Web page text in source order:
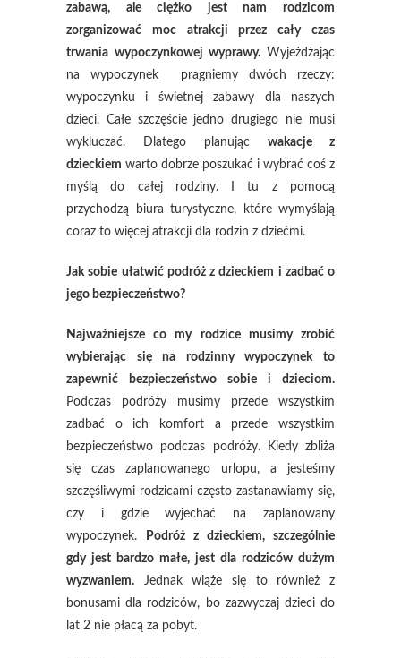
zabawą, ale ciężko jest nam rodzicom
zorganizować moc atrakcji przez cały czas
trwania wypoczynkowej wyprawy. Wyjeżdżając
na wypoczynek pragniemy dwóch rzeczy:
wypoczynku i świetnej zabawy dla naszych
dzieci. Całe szczęście jedno drugiego nie musi
wykluczać. Dlatego planując wakacje z
dzieckiem warto dobrze poszukać i wybrać coś z
myślą do całej rodziny. I tu z pomocą
przychodzą biura turystyczne, które wymyślają
coraz to więcej atrakcji dla rodzin z dziećmi.
Jak sobie ułatwić podróż z dzieckiem i zadbać o
jego bezpieczeństwo?
Najważniejsze co my rodzice musimy zrobić
wybierając się na rodzinny wypoczynek to
zapewnić bezpieczeństwo sobie i dzieciom.
Podczas podróży musimy przede wszystkim
zadbać o ich komfort a przede wszystkim
bezpieczeństwo podczas podróży. Kiedy zbliża
się czas zaplanowanego urlopu, a jesteśmy
szczęśliwymi rodzicami często zastanawiamy się,
czy i gdzie wyjechać na zaplanowany
wypoczynek.
Podróż z dzieckiem, szczególnie
gdy jest bardzo małe, jest dla rodziców dużym
wyzwaniem. Jednak wiąże się to również z
bonusami dla rodziców, bo zazwyczaj dzieci do
lat 2 nie płacą za pobyt.